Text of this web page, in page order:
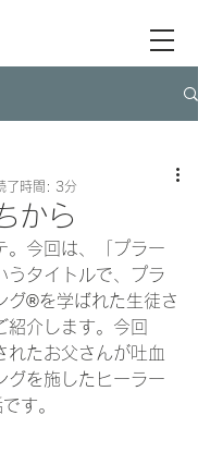
から
了時間: 3分
。今回は、「プラー
うタイトルで、プラ
グ®を学ばれた生徒さ
紹介します。今回
れたお父さんが吐血
グを施したヒーラー
す。